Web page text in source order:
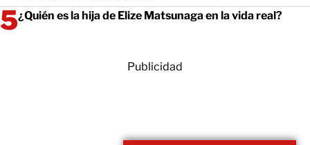
¿Quién es la hija de Elize Matsunaga en la vida real?
Publicidad